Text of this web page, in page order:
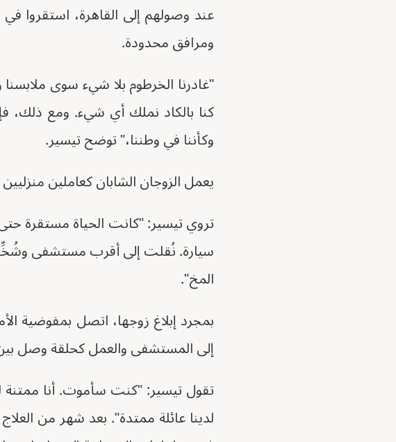
عند وصولهم إلى القاهرة، استقروا
ومرافق محدودة.
"غادرنا الخرطوم بلا شيء سوى
كنا بالكاد نملك أي شيء. ومع ذلك،
وكأننا في وطننا،" توضح تيسير.
يعمل الزوجان الشابان كعاملين منزليين
تروي تيسير: "كانت الحياة مستقرة
سيارة. نُقلت إلى أقرب مستشفى
المخ".
بمجرد إبلاغ زوجها، اتصل بمفوضية
إلى المستشفى والعمل كحلقة وصل
تقول تيسير: "كنت سأموت. أنا ممتنة
لدينا عائلة ممتدة". بعد شهر من